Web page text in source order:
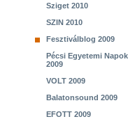
Sziget 2010
SZIN 2010
Fesztiválblog 2009
Pécsi Egyetemi Napok
2009
VOLT 2009
Balatonsound 2009
EFOTT 2009